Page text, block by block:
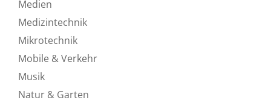
Medien
Medizintechnik
Mikrotechnik
Mobile & Verkehr
Musik
Natur & Garten